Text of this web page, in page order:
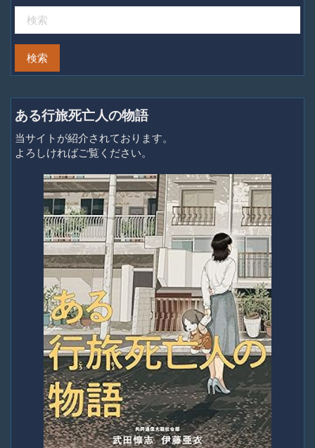
ある行旅死亡人の物語
当サイトが紹介されております。
よろしければご覧ください。